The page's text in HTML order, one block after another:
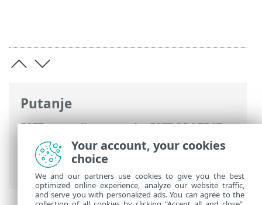
Putanje
ESET-ova online pomoć>ESET PROTECT
On-Prem
>Započni>Instalacija ESET
Management agenta
> Daljinska
instalacija
Your account, your cookies
choice
We and our partners use cookies to give you the best
optimized online experience, analyze our website traffic,
and serve you with personalized ads. You can agree to the